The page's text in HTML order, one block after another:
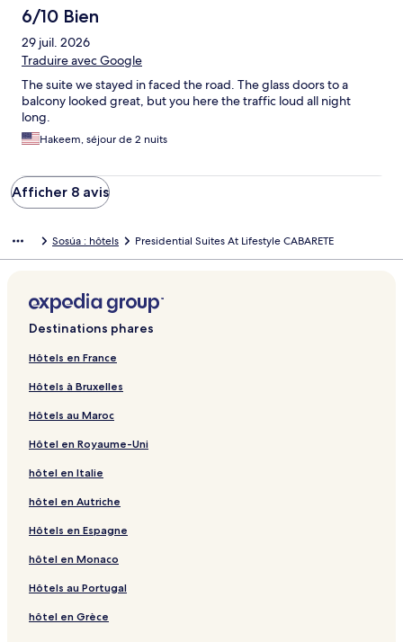
6/10 Bien
29 juil. 2026
Traduire avec Google
The suite we stayed in faced the road. The glass doors to a
balcony looked great, but you here the traffic loud all night
long.
Hakeem, séjour de 2 nuits
Afficher 8 avis
Sosúa : hôtels Presidential Suites At Lifestyle CABARETE
Destinations phares
Hôtels en France
Hôtels à Bruxelles
Hôtels au Maroc
Hôtel en Royaume-Uni
hôtel en Italie
hôtel en Autriche
Hôtels en Espagne
hôtel en Monaco
Hôtels au Portugal
hôtel en Grèce